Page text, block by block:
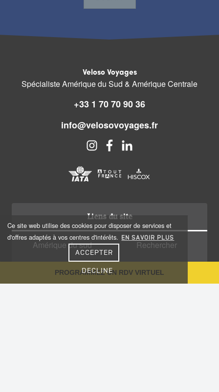
Ce site web utilise des cookies pour disposer de services et
d'offres adaptés à vos centres d'intérêts.
EN SAVOIR PLUS
DECLINE
ACCEPTER
PROGRAMMEZ UN RDV VIRTUEL
Veloso Voyages
Spécialiste Amérique du Sud & Amérique Centrale
+33 1 70 70 90 36
info@velosovoyages.fr
Liens du site
Amérique du sud
Amérique centrale
Caraïbes
Rechercher
Qui sommes nous?
Recrutement